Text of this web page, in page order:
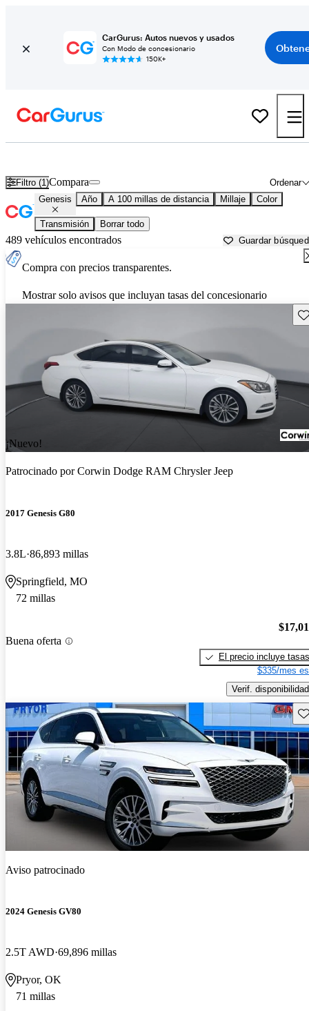
CarGurus: Autos nuevos y usados
Con Modo de concesionario
150K+
Filtro (1) Ordenar
Compara
Genesis Año A 100 millas de distancia Millaje Color
Transmisión Borrar todo
489 vehículos encontrados Guardar
Compra con precios transparentes.
Mostrar solo avisos que incluyan tasas del concesionario
¡Nuevo!
Patrocinado porCorwin Dodge RAM Chrysler Jeep
2017 Genesis G80
3.8L 86,893 millas
Springfield, MO
72 millas
Buena oferta
El precio incluye tasas
$335/mes
Verif. disponibilidad
Aviso patrocinado
2024 Genesis GV80
2.5T AWD 69,896 millas
Pryor, OK
71 millas